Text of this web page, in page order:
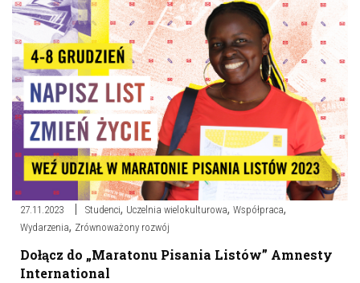
27.11.2023 Studenci, Uczelnia wielokulturowa, Współpraca,
Wydarzenia, Zrównoważony rozwój
Dołącz do „Maratonu Pisania Listów” Amnesty
International